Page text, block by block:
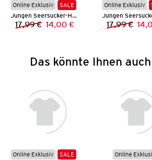
Online Exklusiv
SALE
Jungen Seersucker-Hemd
Vorheriger Preis:
17,99 € Neuer Preis:
14,00 €
Online Exklusiv
17,99 €
Das könnte Ihnen
Online Exklusiv
SALE
Online